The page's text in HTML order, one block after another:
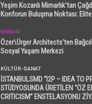
Yeşim Kozanlı Mimarlık’tan
Konforun Buluşma Noktası:
MİMARİ
Özer\Ürger Architects’ten
Sosyal Yaşam Merkezi
KÜLTÜR-SANAT
İSTANBULSMD “I2P – IDEA TO
STÜDYOSUNDA ÜRETİLEN “ÖZ
CRITICISM” ENSTELASYONU